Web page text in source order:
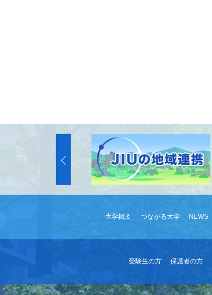
大学概要 つながる大学 NEWS
受験生の方 保護者の方